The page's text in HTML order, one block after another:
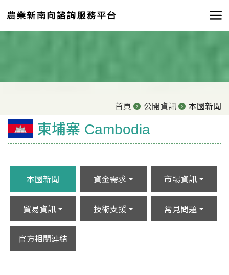
首頁 公開資訊 本國新聞
柬埔寨 Cambodia
本國新聞 資金需求 市場資訊
貿易資訊 技術支援 常見問題
官方相關連結